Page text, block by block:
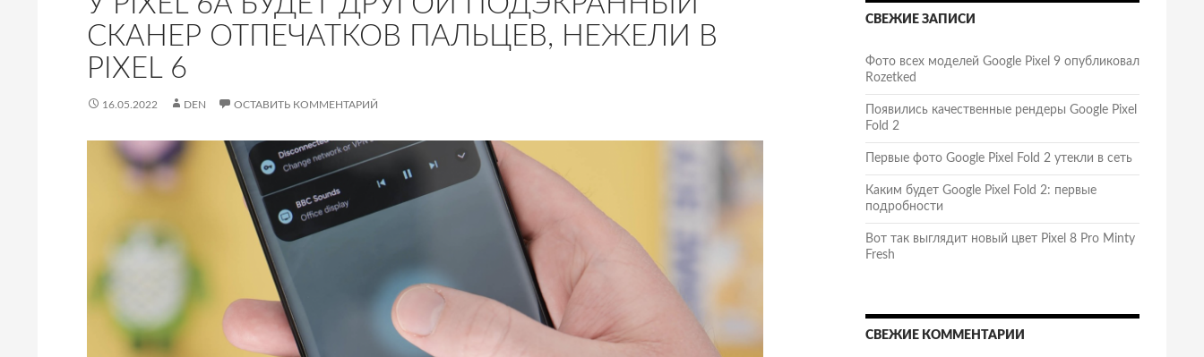
СКАНЕР ОТПЕЧАТКОВ ПАЛЬЦЕВ, НЕЖЕЛИ В
PIXEL 6
16.05.2022 DEN ОСТАВИТЬ КОММЕНТАРИЙ
СВЕЖИЕ ЗАПИСИ
Фото всех моделей Google Pixel 9 опубликовал
Rozetked
Появились качественные рендеры Google Pixel
Fold 2
Первые фото Google Pixel Fold 2 утекли в сеть
Каким будет Google Pixel Fold 2: первые
подробности
Вот так выглядит новый цвет Pixel 8 Pro Minty
Fresh
СВЕЖИЕ КОММЕНТАРИИ